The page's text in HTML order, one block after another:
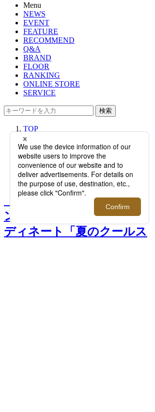
Menu
NEWS
EVENT
FEATURE
RECOMMEND
Q&A
BRAND
FLOOR
RANKING
ONLINE STORE
SERVICE
検索
TOP
PHOTO
【特集】メンズ館アテンダントが提
案する世代別コーディネート「夏の
クールスタイリング編」～オン＆オ
フ スタイル～
【特集】メンズ館アテンダ
ントが提案する世代別コー
ディネート「夏のクールス